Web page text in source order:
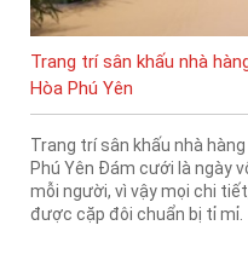
Trang trí sân khấu nhà
Hòa Phú Yên
Trang trí sân khấu nhà
Phú Yên Đám cưới là ngày
mỗi người, vì vậy mọi chi
được cặp đôi chuẩn bị tỉ mỉ.